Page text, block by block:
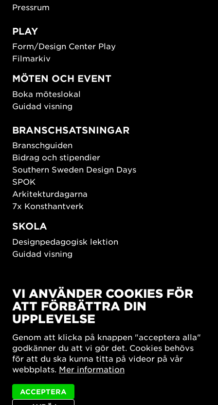
Pressrum
PLAY
Form/Design Center Play
Filmarkiv
MÖTEN OCH EVENT
Boka möteslokal
Guidad visning
BRANSCHSATSNINGAR
Branschguiden
Bidrag och stipendier
Southern Sweden Design Days
SPOK
Arkitekturdagarna
7x Konsthantverk
SKOLA
Designpedagogisk lektion
Guidad visning
New European Bauhaus
SUSTAINORDIC
Share Future Living
What Matter_s
VI ANVÄNDER COOKIES FÖR
ATT FÖRBÄTTRA DIN
UPPLEVELSE
Genom att klicka på knappen "acceptera alla"
godkänner du att vi gör det. Cookies behövs
för att du ska kunna titta på videor på vår
webbplats. Mer information
ACCEPTERA